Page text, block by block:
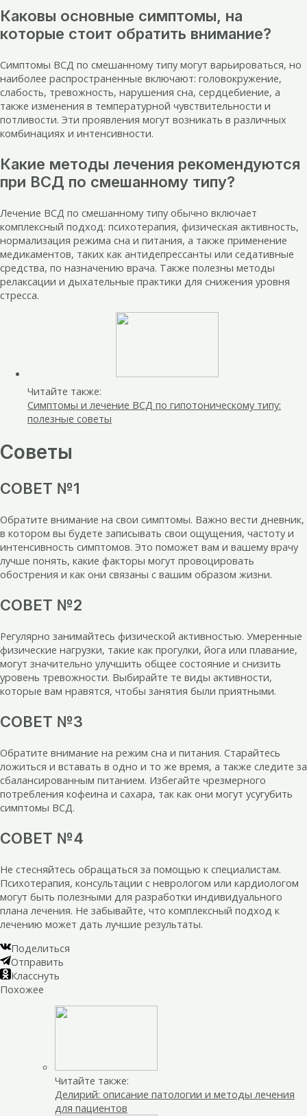
Каковы основные симптомы, на
которые стоит обратить внимание?
Симптомы ВСД по смешанному типу могут варьироваться, но
наиболее распространенные включают: головокружение,
слабость, тревожность, нарушения сна, сердцебиение, а
также изменения в температурной чувствительности и
потливости. Эти проявления могут возникать в различных
комбинациях и интенсивности.
Какие методы лечения рекомендуются
при ВСД по смешанному типу?
Лечение ВСД по смешанному типу обычно включает
комплексный подход: психотерапия, физическая активность,
нормализация режима сна и питания, а также применение
медикаментов, таких как антидепрессанты или седативные
средства, по назначению врача. Также полезны методы
релаксации и дыхательные практики для снижения уровня
стресса.
Читайте также:
Симптомы и лечение ВСД по гипотоническому типу:
полезные советы
Советы
СОВЕТ №1
Обратите внимание на свои симптомы. Важно вести дневник,
в котором вы будете записывать свои ощущения, частоту и
интенсивность симптомов. Это поможет вам и вашему врачу
лучше понять, какие факторы могут провоцировать
обострения и как они связаны с вашим образом жизни.
СОВЕТ №2
Регулярно занимайтесь физической активностью. Умеренные
физические нагрузки, такие как прогулки, йога или плавание,
могут значительно улучшить общее состояние и снизить
уровень тревожности. Выбирайте те виды активности,
которые вам нравятся, чтобы занятия были приятными.
СОВЕТ №3
Обратите внимание на режим сна и питания. Старайтесь
ложиться и вставать в одно и то же время, а также следите за
сбалансированным питанием. Избегайте чрезмерного
потребления кофеина и сахара, так как они могут усугубить
симптомы ВСД.
СОВЕТ №4
Не стесняйтесь обращаться за помощью к специалистам.
Психотерапия, консультации с неврологом или кардиологом
могут быть полезными для разработки индивидуального
плана лечения. Не забывайте, что комплексный подход к
лечению может дать лучшие результаты.
Поделиться
Отправить
Класснуть
Похожее
Читайте также:
Делирий: описание патологии и методы лечения
для пациентов